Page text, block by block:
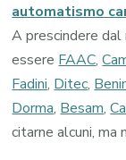
automatismo
A prescindere
essere FAAC,
Fadini, Ditec,
Dorma, Besam,
citarne alcuni, ma